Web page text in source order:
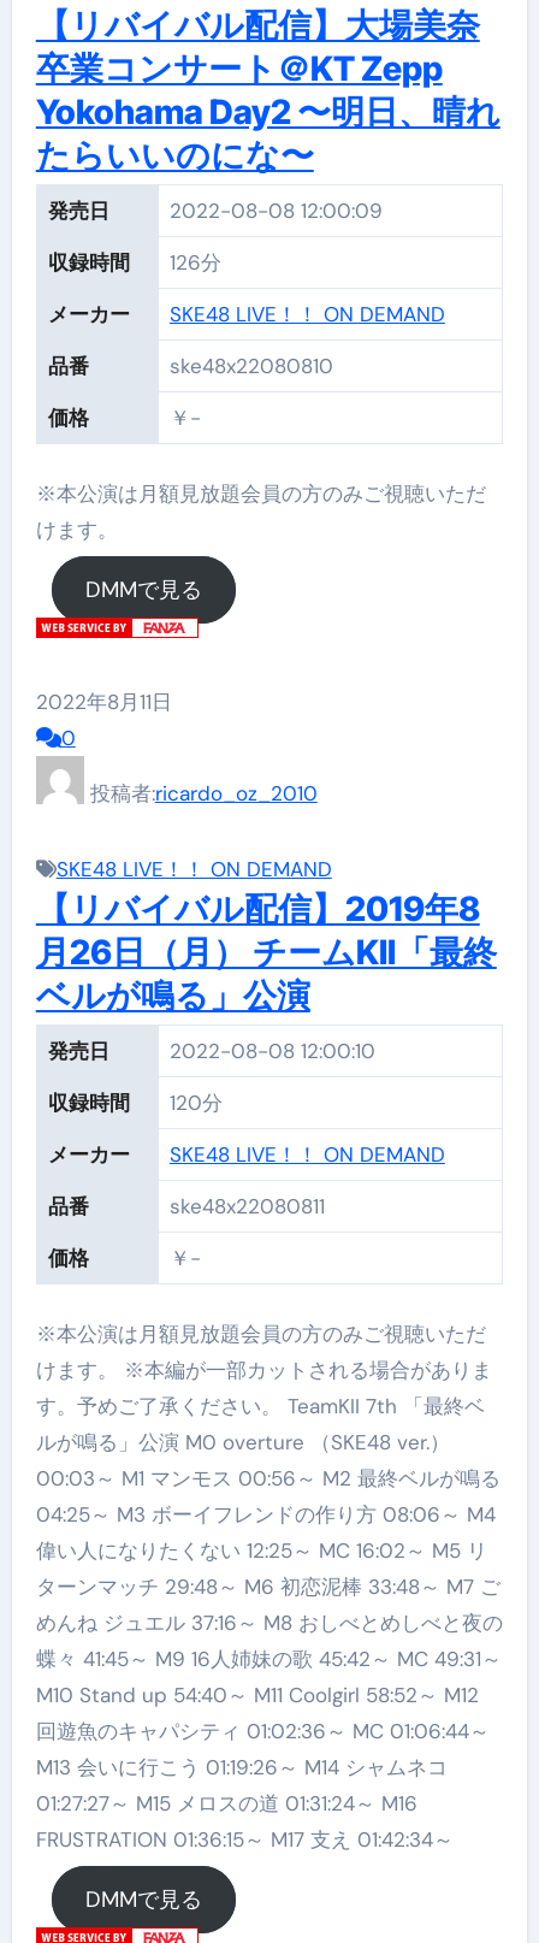
【リバイバル配信】大場美奈
卒業コンサート＠KT Zepp
Yokohama Day2 〜明日、晴れ
たらいいのにな〜
発売日
2022-08-08 12:00:09
収録時間
126分
メーカー
SKE48 LIVE！！ ON DEMAND
品番
ske48x22080810
価格
￥-
※本公演は月額見放題会員の方のみご視聴いただ
けます。
DMMで見る
2022年8月11日
0
投稿者:ricardo_oz_2010
SKE48 LIVE！！ ON DEMAND
【リバイバル配信】2019年8
月26日（月） チームKII「最終
ベルが鳴る」公演
発売日
2022-08-08 12:00:10
収録時間
120分
メーカー
SKE48 LIVE！！ ON DEMAND
品番
ske48x22080811
価格
￥-
※本公演は月額見放題会員の方のみご視聴いただ
けます。 ※本編が一部カットされる場合がありま
す。予めご了承ください。 TeamKII 7th 「最終ベ
ルが鳴る」公演 M0 overture （SKE48 ver.）
00:03～ M1 マンモス 00:56～ M2 最終ベルが鳴る
04:25～ M3 ボーイフレンドの作り方 08:06～ M4
偉い人になりたくない 12:25～ MC 16:02～ M5 リ
ターンマッチ 29:48～ M6 初恋泥棒 33:48～ M7 ご
めんね ジュエル 37:16～ M8 おしべとめしべと夜の
蝶々 41:45～ M9 16人姉妹の歌 45:42～ MC 49:31～
M10 Stand up 54:40～ M11 Coolgirl 58:52～ M12
回遊魚のキャパシティ 01:02:36～ MC 01:06:44～
M13 会いに行こう 01:19:26～ M14 シャムネコ
01:27:27～ M15 メロスの道 01:31:24～ M16
FRUSTRATION 01:36:15～ M17 支え 01:42:34～
DMMで見る